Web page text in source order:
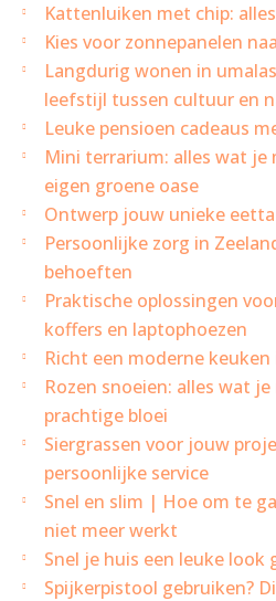
Kattenluiken met chip:
Kies voor zonnepanelen
Langdurig wonen in
leefstijl tussen cultuur en
Leuke pensioen cadeaus
Mini terrarium: alles wat
eigen groene oase
Ontwerp jouw unieke
Persoonlijke zorg in
behoeften
Praktische oplossingen
koffers en laptophoezen
Richt een moderne keuken
Rozen snoeien: alles wat
prachtige bloei
Siergrassen voor jouw
persoonlijke service
Snel en slim | Hoe om te
niet meer werkt
Snel je huis een leuke look
Spijkerpistool gebruiken?